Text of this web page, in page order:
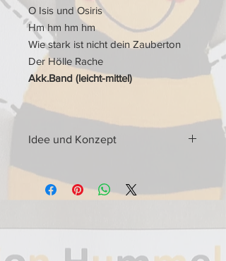
O Isis und Osiris
Hm hm hm hm
Wie stark ist nicht dein Zauberton
Der Hölle Rache
Akk.Band (leicht-mittel)
Idee und Konzept
schon immer hat die Klassik
begeistert
für Wertungsspiel geeignet